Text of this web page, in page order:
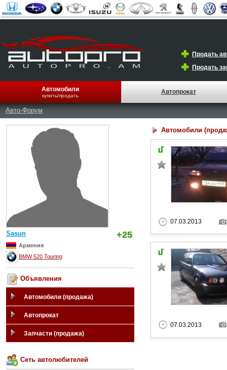
Продать
Продать
Автомобили
купить/продать
Автопрокат
Авто-Форум
Sasun +25
Армения
BMW 520 Touring
Объявления
Автомобили (продажа)
Автопрокат
Запчасти (продажа)
Сеть автолюбителей
Автомобили
07.03.2013
07.03.2013